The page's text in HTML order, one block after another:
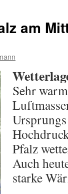
am
Sehr
Pfalz
Auch
starke